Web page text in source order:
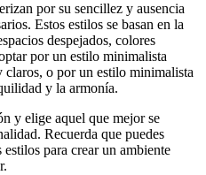
por su sencillez y ausencia
Estos estilos se basan en la
despejados, colores
por un estilo minimalista
claros, o por un estilo minimalista
y la armonía.
y elige aquel que mejor se
Recuerda que puedes
para crear un ambiente